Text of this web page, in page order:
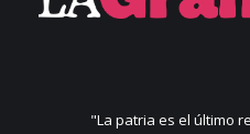
"La patria es el último